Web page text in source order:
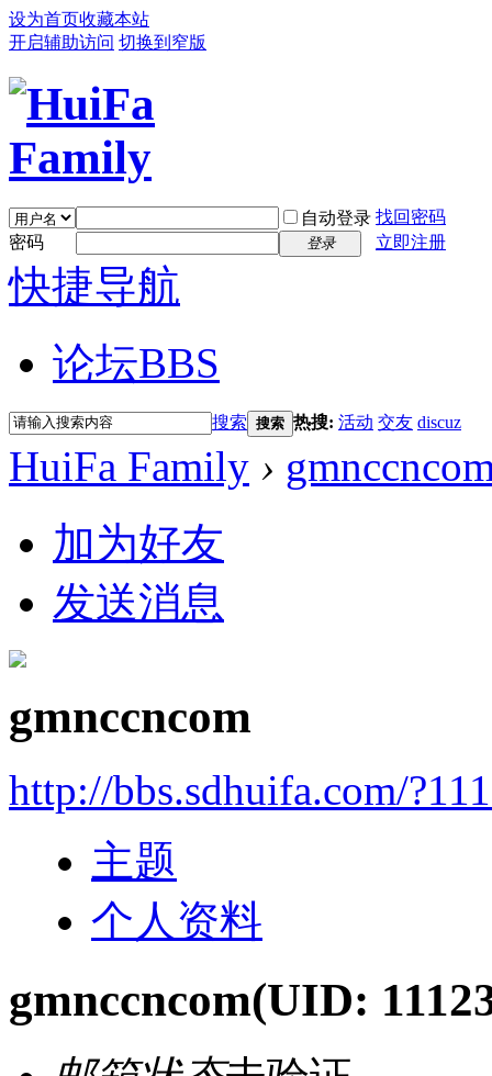
设为首页收藏本站
开启辅助访问 切换到窄版
自动登录 找回密码
密码
登录 立即注册
快捷导航
论坛BBS
搜索 搜索 热搜: 活动 交友 discuz
HuiFa Family ›
加为好友
发送消息
gmnccncom
http://bbs.sdhuifa.com/
主题
个人资料
gmnccncom(UID: